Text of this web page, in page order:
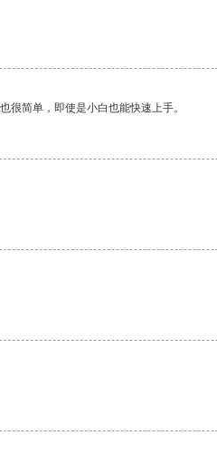
简单，即使是小白也能快速上手。